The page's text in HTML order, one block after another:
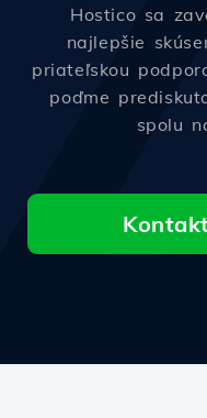
Hostico sa
najlepšie
priateľskou
poďme
spolu